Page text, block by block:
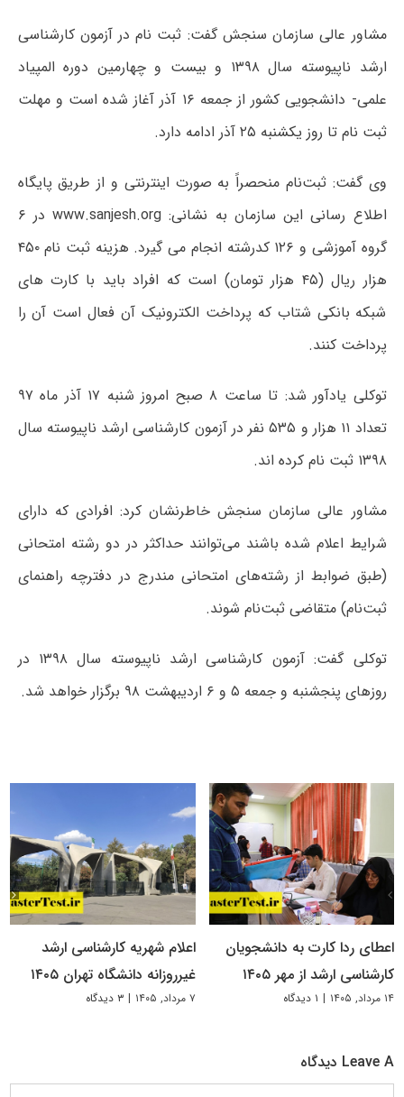
مشاور عالی سازمان سنجش گفت: ثبت نام در آزمون کارشناسی
ارشد ناپیوسته سال ۱۳۹۸ و بیست و چهارمین دوره المپیاد
علمی- دانشجویی کشور از جمعه ۱۶ آذر آغاز شده است و مهلت
ثبت نام تا روز یکشنبه ۲۵ آذر ادامه دارد.
وی گفت: ثبت‌نام منحصراً به صورت اینترنتی و از طریق پایگاه
اطلاع رسانی این سازمان به نشانی: www.sanjesh.org در ۶
گروه آموزشی و ۱۲۶ کدرشته انجام می گیرد. هزینه ثبت نام ۴۵۰
هزار ریال (۴۵ هزار تومان) است که افراد باید با کارت های
شبکه بانکی شتاب که پرداخت الکترونیک آن فعال است آن را
پرداخت کنند.
توکلی یادآور شد: تا ساعت ۸ صبح امروز شنبه ۱۷ آذر ماه ۹۷
تعداد ۱۱ هزار و ۵۳۵ نفر در آزمون کارشناسی ارشد ناپیوسته سال
۱۳۹۸ ثبت نام کرده اند.
مشاور عالی سازمان سنجش خاطرنشان کرد: افرادی که دارای
شرایط اعلام شده باشند می‌توانند حداکثر در دو رشته امتحانی
(طبق ضوابط از رشته‌های امتحانی مندرج در دفترچه راهنمای
ثبت‌نام) متقاضی ثبت‌نام شوند.
توکلی گفت: آزمون کارشناسی ارشد ناپیوسته سال ۱۳۹۸ در
روزهای پنجشنبه و جمعه ۵ و ۶ اردیبهشت ۹۸ برگزار خواهد شد.
اعطای ردا کارت به دانشجویان
کارشناسی ارشد از مهر ۱۴۰۵
۱۴ مرداد, ۱۴۰۵ | ۱ دیدگاه
اعلام شهریه کارشناسی ارشد
غیرروزانه دانشگاه تهران ۱۴۰۵
۷ مرداد, ۱۴۰۵ | ۳ دیدگاه
Leave A دیدگاه